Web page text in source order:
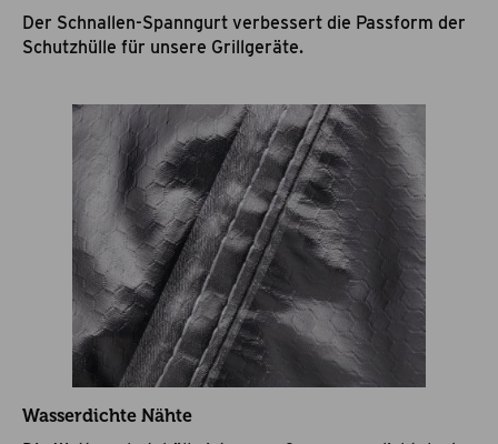
Der Schnallen-Spanngurt verbessert die Passform der
Schutzhülle für unsere Grillgeräte.
Wasserdichte Nähte